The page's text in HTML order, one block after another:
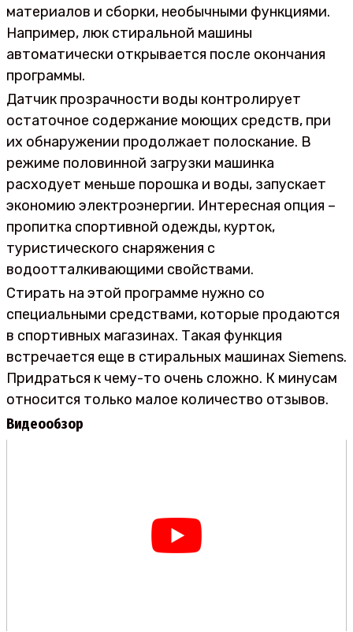
материалов и сборки, необычными функциями.
Например, люк стиральной машины
автоматически открывается после окончания
программы.
Датчик прозрачности воды контролирует
остаточное содержание моющих средств, при
их обнаружении продолжает полоскание. В
режиме половинной загрузки машинка
расходует меньше порошка и воды, запускает
экономию электроэнергии. Интересная опция –
пропитка спортивной одежды, курток,
туристического снаряжения с
водоотталкивающими свойствами.
Стирать на этой программе нужно со
специальными средствами, которые продаются
в спортивных магазинах. Такая функция
встречается еще в стиральных машинах Siemens.
Придраться к чему-то очень сложно. К минусам
относится только малое количество отзывов.
Видеообзор